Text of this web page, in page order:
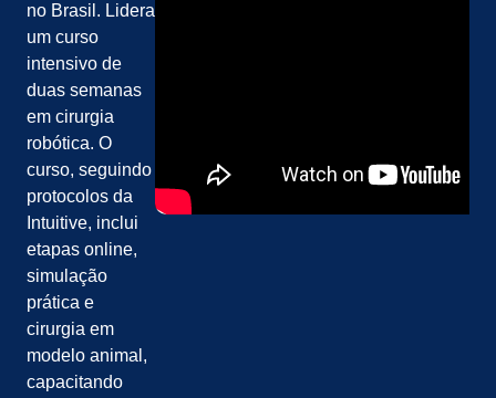
no Brasil. Lidera
um curso
intensivo de
duas semanas
em cirurgia
robótica. O
curso, seguindo
protocolos da
Intuitive, inclui
etapas online,
simulação
prática e
cirurgia em
modelo animal,
capacitando